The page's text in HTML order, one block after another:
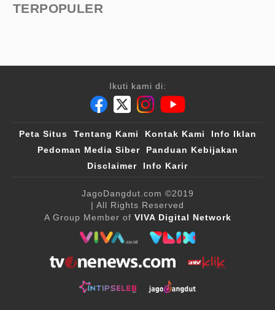
TERPOPULER
Ikuti kami di:
Peta Situs Tentang Kami Kontak Kami
Info Iklan
Pedoman Media Siber
Panduan Kebijakan
Disclaimer
Info Karir
JagoDangdut.com ©2019
| All Rights Reserved
A Group Member of VIVA Digital Network